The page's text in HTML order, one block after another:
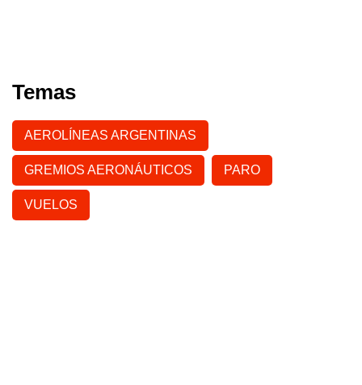
Temas
AEROLÍNEAS ARGENTINAS
GREMIOS AERONÁUTICOS PARO
VUELOS